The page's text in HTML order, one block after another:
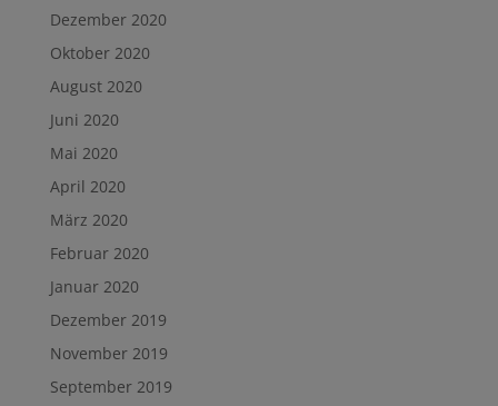
Dezember 2020
Oktober 2020
August 2020
Juni 2020
Mai 2020
April 2020
März 2020
Februar 2020
Januar 2020
Dezember 2019
November 2019
September 2019